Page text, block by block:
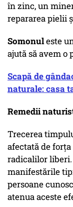
în zinc, un
repararea pielii
Somonuleste
ajută să avem o
Scapă de
naturale: casa
Remedii
Trecerea
afectată de
radicalilor
manifestările
persoane
atenua aceste